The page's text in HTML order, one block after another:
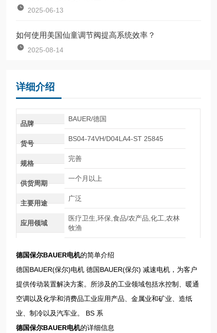
2025-06-13
如何使用美国仙童调节阀提高系统效率？
2025-08-14
详细介绍
品牌
BAUER/德国
货号
BS04-74VH/D04LA4-ST 25845
规格
完善
供货周期
一个月以上
主要用途
广泛
应用领域
医疗卫生,环保,食品/农产品,化工,农林
牧渔
德国保尔BAUER电机的简单介绍
德国BAUER(保尔)电机 德国BAUER(保尔) 减速电机，为客户
提供传动装置解决方案。所涉及的工业领域包括水控制、暖通
空调以及化学和消费品工业应用产品、金属业和矿业、造纸
业、制冷以及汽车业。 BS 系
德国保尔BAUER电机的详细信息